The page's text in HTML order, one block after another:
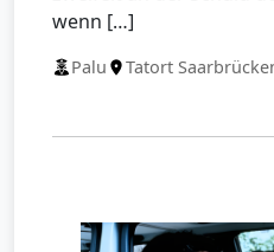
wenn […]
Palu Tatort